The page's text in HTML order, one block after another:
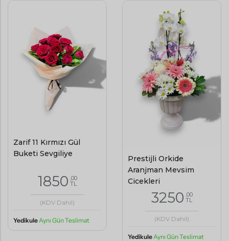
Zarif 11 Kırmızı Gül
Buketi Sevgiliye
1850 ,00
TL
(KDV Dahil)
YedikuleAynı Gün Teslimat
Prestijli Orkide
Aranjman Mevsim
Çiçekleri
3250 ,00
TL
(KDV Dahil)
Yedikule Aynı Gün Teslimat